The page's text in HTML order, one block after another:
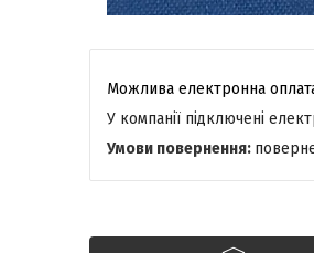
У компанії підключені